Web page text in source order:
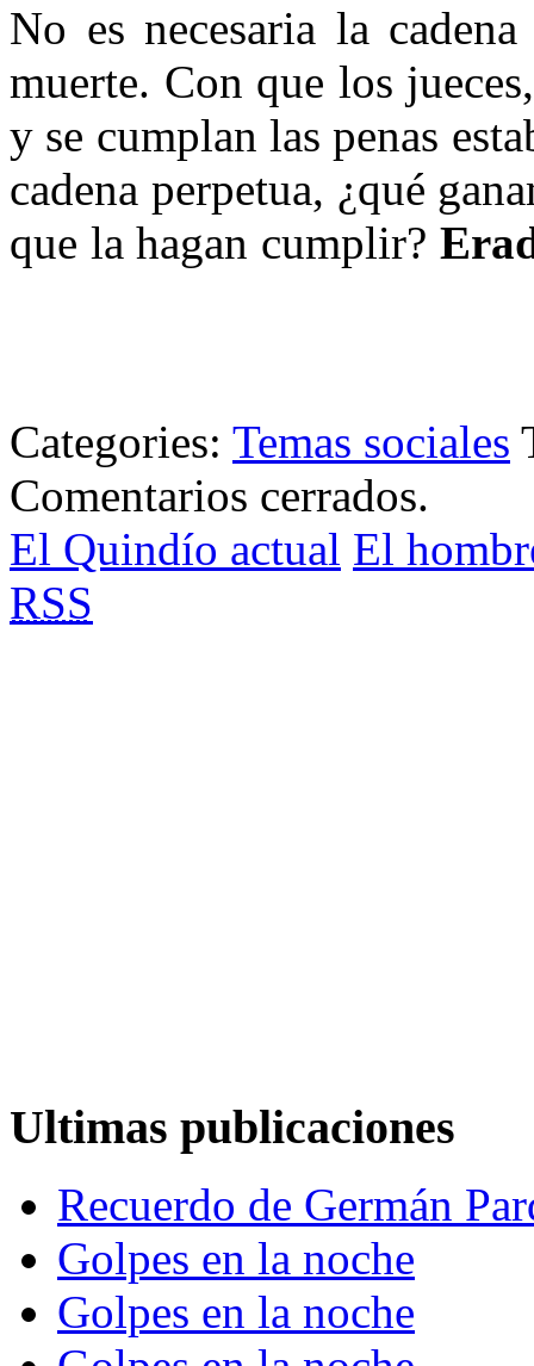
No es necesaria la
muerte. Con que los
y se cumplan las penas
cadena perpetua, ¿qué
que la hagan cumplir?
Categories: Temas sociales
Comentarios cerrados.
El Quindío actual El
RSS
Ultimas publicaciones
Recuerdo de Germán
Golpes en la noche
Golpes en la noche